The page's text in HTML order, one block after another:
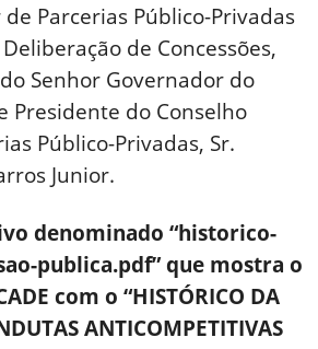
Parcerias Público-Privadas
de Concessões,
Senhor Governador do
Presidente do Conselho
Público-Privadas, Sr.
Junior.
denominado “historico-
publica.pdf” que mostra o
com o “HISTÓRICO DA
ANTICOMPETITIVAS